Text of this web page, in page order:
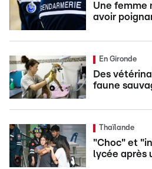
Une femme
avoir
En Gironde
Des
faune
Thaïlande
"Choc" et
lycée après